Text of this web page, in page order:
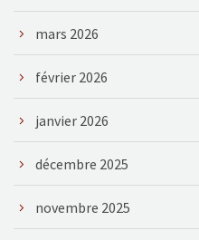
mars 2026
février 2026
janvier 2026
décembre 2025
novembre 2025